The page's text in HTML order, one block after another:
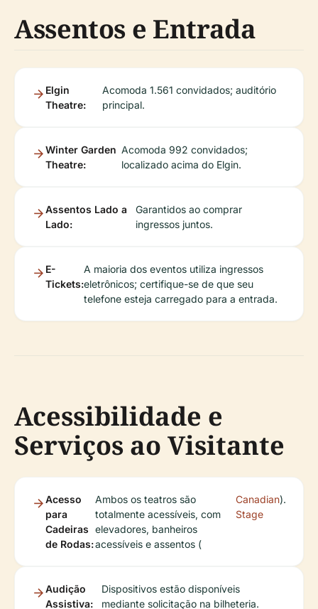
Assentos e Entrada
Elgin
Theatre:
Acomoda 1.561 convidados; auditório
principal.
Winter Garden
Theatre:
Acomoda 992 convidados;
localizado acima do Elgin.
Assentos Lado a
Lado:
Garantidos ao comprar
ingressos juntos.
E-
Tickets:
A maioria dos eventos utiliza ingressos
eletrônicos; certifique-se de que seu
telefone esteja carregado para a entrada.
Acessibilidade e
Serviços ao Visitante
Acesso
para
Cadeiras
de Rodas:
Ambos os teatros são
totalmente acessíveis, com
elevadores, banheiros
acessíveis e assentos (
Canadian
Stage
).
Audição
Assistiva:
Dispositivos estão disponíveis
mediante solicitação na bilheteria.